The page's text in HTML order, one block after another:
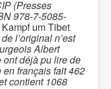
(Presses
978-7-5085-
Kampf um Tibet
l’original n’est
Albert
déjà pu lire de
français fait 462
contient 1068